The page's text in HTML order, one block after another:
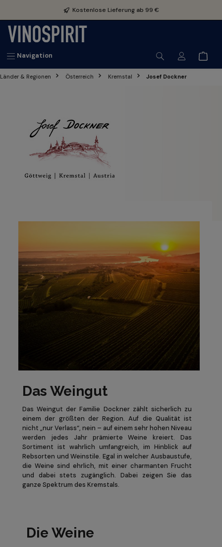
Kostenlose Lieferung ab 99 €
Navigation
Länder & Regionen Österreich Kremstal Josef Dockner
Das Weingut
Das Weingut der Familie Dockner zählt sicherlich zu
einem der größten der Region. Auf die Qualität ist
nicht „nur Verlass“, nein – auf einem sehr hohen Niveau
werden jedes Jahr prämierte Weine kreiert. Das
Sortiment ist wahrlich umfangreich, im Hinblick auf
Rebsorten und Weinstile. Egal in welcher Ausbaustufe,
die Weine sind ehrlich, mit einer charmanten Frucht
und dabei stets zugänglich. Dabei zeigen Sie das
ganze Spektrum des Kremstals.
Die Weine